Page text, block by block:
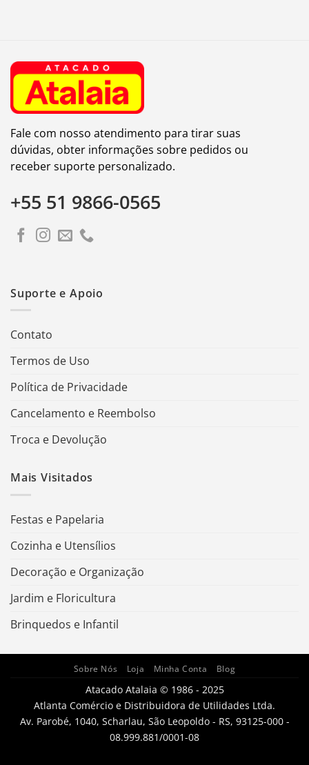
Fale com nosso atendimento para tirar suas
dúvidas, obter informações sobre pedidos ou
receber suporte personalizado.
+55 51 9866-0565
Suporte e Apoio
Contato
Termos de Uso
Política de Privacidade
Cancelamento e Reembolso
Troca e Devolução
Mais Visitados
Festas e Papelaria
Cozinha e Utensílios
Decoração e Organização
Jardim e Floricultura
Brinquedos e Infantil
Sobre Nós Loja Minha Conta Blog
Atacado Atalaia © 1986 - 2025
Atlanta Comércio e Distribuidora de Utilidades Ltda.
Av. Parobé, 1040, Scharlau, São Leopoldo - RS, 93125-000 -
08.999.881/0001-08